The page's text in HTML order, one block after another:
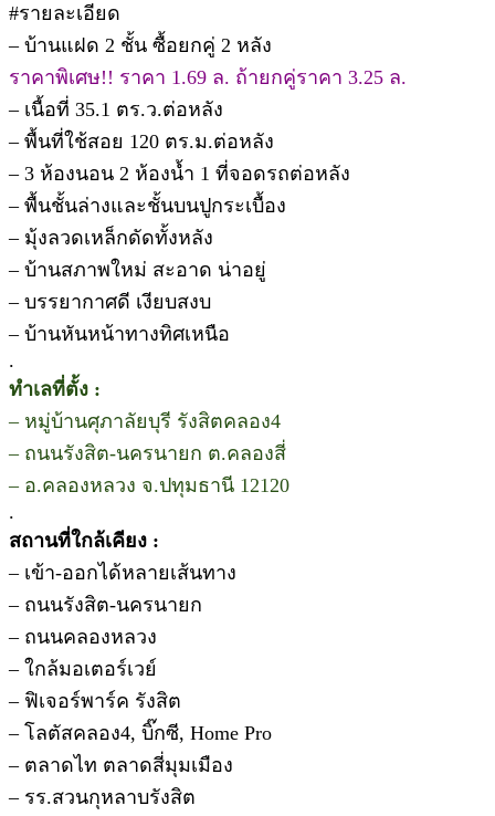
#รายละเอียด
– บ้านแฝด 2 ชั้น ซื้อยกคู่ 2 หลัง
ราคาพิเศษ!! ราคา 1.69 ล. ถ้ายกคู่ราคา 3.25 ล.
– เนื้อที่ 35.1 ตร.ว.ต่อหลัง
– พื้นที่ใช้สอย 120 ตร.ม.ต่อหลัง
– 3 ห้องนอน 2 ห้องน้ำ 1 ที่จอดรถต่อหลัง
– พื้นชั้นล่างและชั้นบนปูกระเบื้อง
– มุ้งลวดเหล็กดัดทั้งหลัง
– บ้านสภาพใหม่ สะอาด น่าอยู่
– บรรยากาศดี เงียบสงบ
– บ้านหันหน้าทางทิศเหนือ
.
ทำเลที่ตั้ง :
– หมู่บ้านศุภาลัยบุรี รังสิตคลอง4
– ถนนรังสิต-นครนายก ต.คลองสี่
– อ.คลองหลวง จ.ปทุมธานี 12120
.
สถานที่ใกล้เคียง :
– เข้า-ออกได้หลายเส้นทาง
– ถนนรังสิต-นครนายก
– ถนนคลองหลวง
– ใกล้มอเตอร์เวย์
– ฟิเจอร์พาร์ค รังสิต
– โลตัสคลอง4, บิ๊กซี, Home Pro
– ตลาดไท ตลาดสี่มุมเมือง
– รร.สวนกุหลาบรังสิต